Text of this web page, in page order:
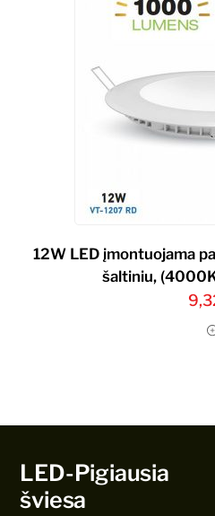
12W LED įmontuojama
šaltiniu,
LED-Pigiausia
šviesa